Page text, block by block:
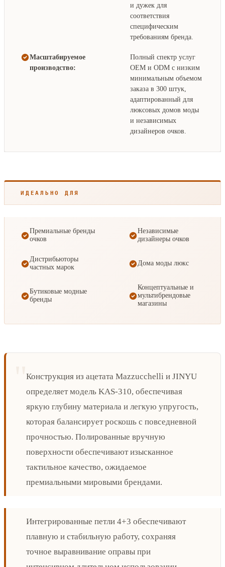
и дужек для
соответствия
специфическим
требованиям бренда.
Масштабируемое
производство:
Полный спектр услуг
OEM и ODM с низким
минимальным объемом
заказа в 300 штук,
адаптированный для
люксовых домов моды
и независимых
дизайнеров очков.
ИДЕАЛЬНО ДЛЯ
Премиальные бренды
очков
Независимые
дизайнеры очков
Дистрибьюторы
частных марок
Дома моды люкс
Бутиковые модные
бренды
Концептуальные и
мультибрендовые
магазины
Конструкция из ацетата Mazzucchelli и JINYU
определяет модель KAS-310, обеспечивая
яркую глубину материала и легкую упругость,
которая балансирует роскошь с повседневной
прочностью. Полированные вручную
поверхности обеспечивают изысканное
тактильное качество, ожидаемое
премиальными мировыми брендами.
Интегрированные петли 4+3 обеспечивают
плавную и стабильную работу, сохраняя
точное выравнивание оправы при